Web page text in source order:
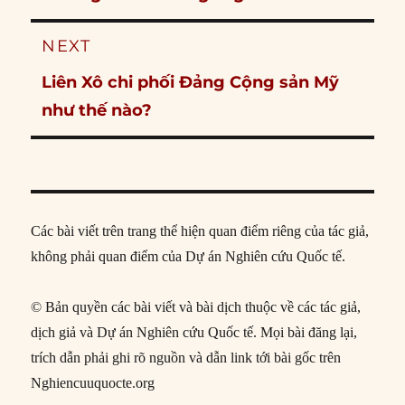
post:
NEXT
Next
post:
Liên Xô chi phối Đảng Cộng sản Mỹ
như thế nào?
Các bài viết trên trang thể hiện quan điểm riêng của tác giả,
không phải quan điểm của Dự án Nghiên cứu Quốc tế.
© Bản quyền các bài viết và bài dịch thuộc về các tác giả,
dịch giả và Dự án Nghiên cứu Quốc tế. Mọi bài đăng lại,
trích dẫn phải ghi rõ nguồn và dẫn link tới bài gốc trên
Nghiencuuquocte.org